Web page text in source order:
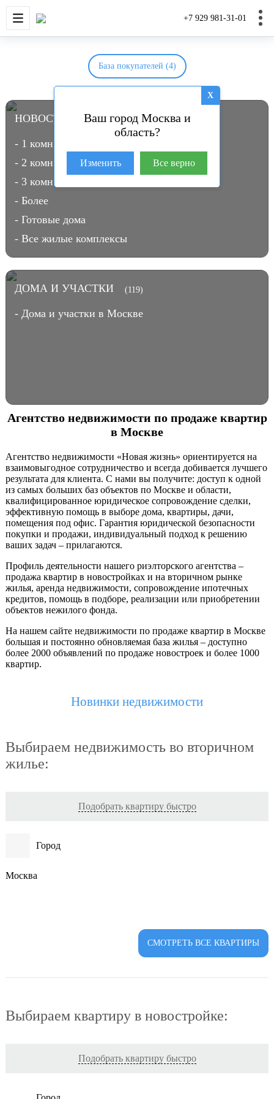
+7 929 981-31-01
НОВОСТРОЙКИ ДОМА И
X
Ваш город Москва и
область?
Изменить Все верно
База покупателей (4)
(3961)
НОВОСТРОЙКИ В МОСКВЕ
- 1 комн.
- 2 комн.
- 3 комн.
- Более
- Готовые дома
- Все жилые комплексы
(119)
ДОМА И УЧАСТКИ
- Дома и участки в Москве
Агентство недвижимости по продаже квартир
в Москве
Агентство недвижимости «Новая жизнь» ориентируется на
взаимовыгодное сотрудничество и всегда добивается лучшего
результата для клиента. С нами вы получите: доступ к одной
из самых больших баз объектов по Москве и области,
квалифицированное юридическое сопровождение сделки,
эффективную помощь в выборе дома, квартиры, дачи,
помещения под офис. Гарантия юридической безопасности
покупки и продажи, индивидуальный подход к решению
ваших задач – прилагаются.
Профиль деятельности нашего риэлторского агентства –
продажа квартир в новостройках и на вторичном рынке
жилья, аренда недвижимости, сопровождение ипотечных
кредитов, помощь в подборе, реализации или приобретении
объектов нежилого фонда.
На нашем сайте недвижимости по продаже квартир в Москве
большая и постоянно обновляемая база жилья – доступно
более 2000 объявлений по продаже новостроек и более 1000
квартир.
Новинки недвижимости
Выбираем недвижимость во вторичном
жилье:
Подобрать квартиру быстро
Город
Москва
СМОТРЕТЬ ВСЕ КВАРТИРЫ
Выбираем квартиру в новостройке:
Подобрать квартиру быстро